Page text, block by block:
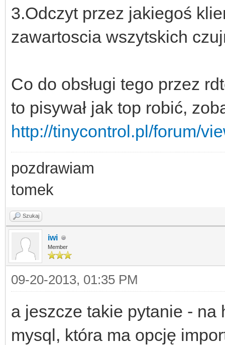
3.Odczyt przez jakiegoś
zawartoscia wszytskich
Co do obsługi tego przez
to pisywał jak top robić,
http://tinycontrol.pl/forum/
pozdrawiam
tomek
Szukaj
iwi
Member
09-20-2013, 01:35 PM
a jeszcze takie pytanie -
mysql, która ma opcję